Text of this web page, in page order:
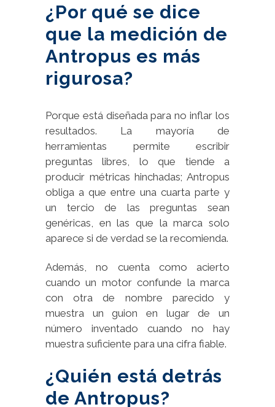
¿Por qué se dice
que la medición de
Antropus es más
rigurosa?
Porque está diseñada para no inflar los
resultados. La mayoría de
herramientas permite escribir
preguntas libres, lo que tiende a
producir métricas hinchadas; Antropus
obliga a que entre una cuarta parte y
un tercio de las preguntas sean
genéricas, en las que la marca solo
aparece si de verdad se la recomienda.
Además, no cuenta como acierto
cuando un motor confunde la marca
con otra de nombre parecido y
muestra un guion en lugar de un
número inventado cuando no hay
muestra suficiente para una cifra fiable.
¿Quién está detrás
de Antropus?